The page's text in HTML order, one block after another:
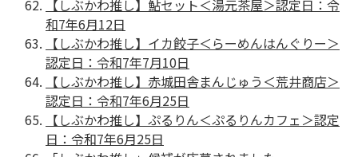
【しぶかわ推し】鮎セット＜湯元茶屋＞認定日：令
和7年6月12日
【しぶかわ推し】イカ餃子＜らーめんはんぐりー＞
認定日：令和7年7月10日
【しぶかわ推し】赤城田舎まんじゅう＜荒井商店＞
認定日：令和7年6月25日
【しぶかわ推し】ぷるりん＜ぷるりんカフェ＞認定
日：令和7年6月25日